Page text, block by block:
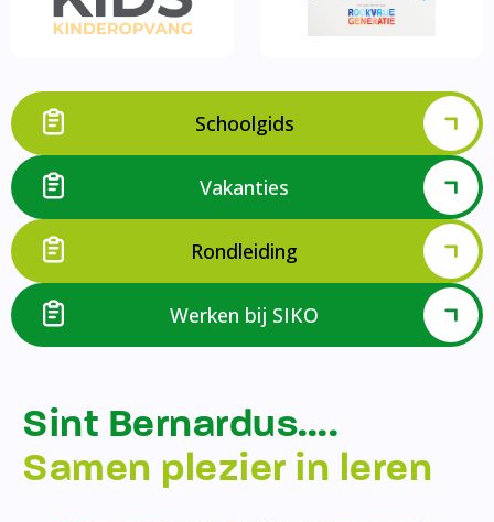
Schoolgids
Vakanties
Rondleiding
Werken bij SIKO
Sint Bernardus….
Samen plezier in leren